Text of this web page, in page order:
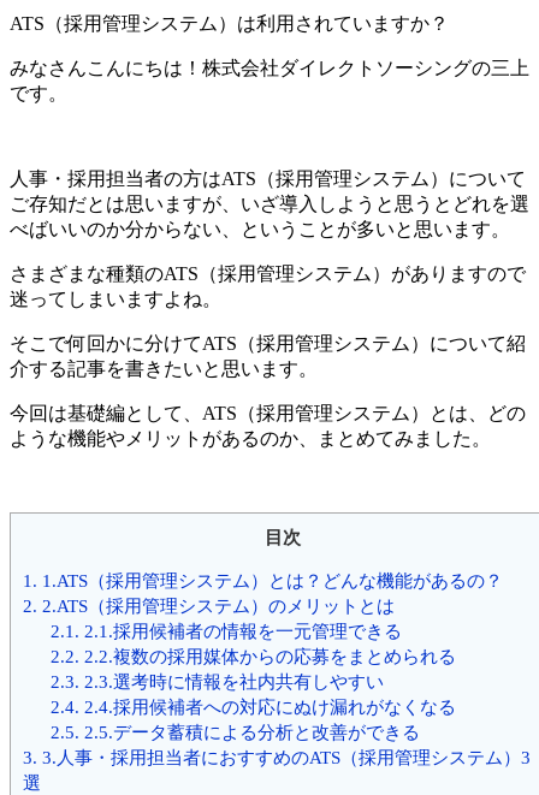
ATS（採用管理システム）は利用されていますか？
みなさんこんにちは！株式会社ダイレクトソーシングの三上
です。
人事・採用担当者の方はATS（採用管理システム）について
ご存知だとは思いますが、いざ導入しようと思うとどれを選
べばいいのか分からない、ということが多いと思います。
さまざまな種類のATS（採用管理システム）がありますので
迷ってしまいますよね。
そこで何回かに分けてATS（採用管理システム）について紹
介する記事を書きたいと思います。
今回は基礎編として、ATS（採用管理システム）とは、どの
ような機能やメリットがあるのか、まとめてみました。
目次
1. 1.ATS（採用管理システム）とは？どんな機能があるの？
2. 2.ATS（採用管理システム）のメリットとは
2.1. 2.1.採用候補者の情報を一元管理できる
2.2. 2.2.複数の採用媒体からの応募をまとめられる
2.3. 2.3.選考時に情報を社内共有しやすい
2.4. 2.4.採用候補者への対応にぬけ漏れがなくなる
2.5. 2.5.データ蓄積による分析と改善ができる
3. 3.人事・採用担当者におすすめのATS（採用管理システム）3
選